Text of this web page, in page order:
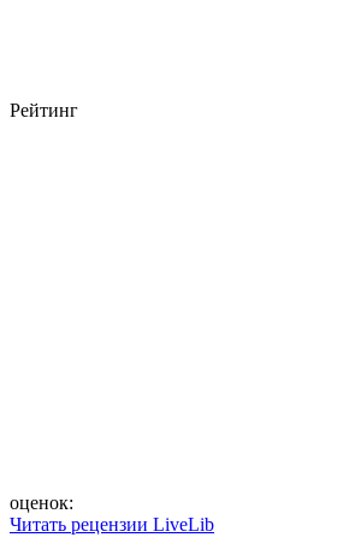
Рейтинг
оценок:
Читать рецензии LiveLib